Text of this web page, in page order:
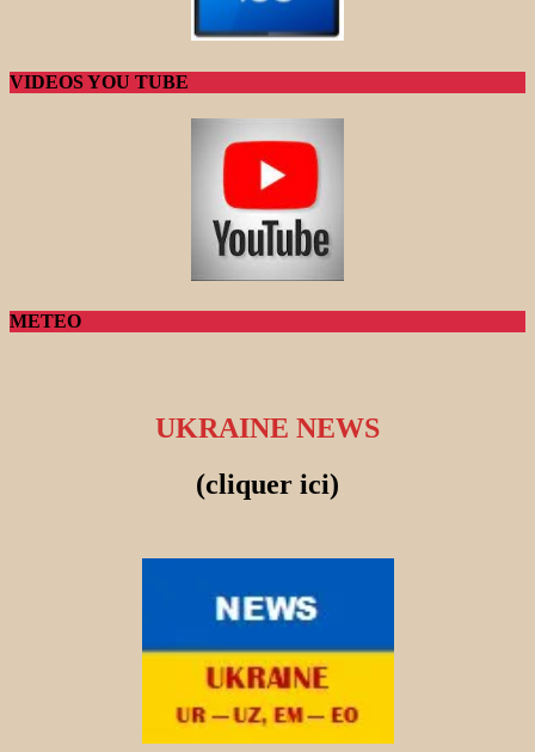
VIDEOS YOU TUBE
METEO
UKRAINE NEWS
(cliquer ici)